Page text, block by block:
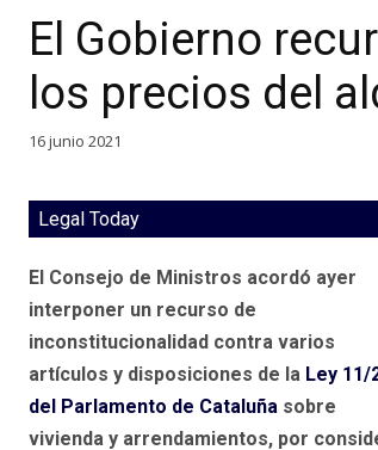
El Gobierno
los precios del
16 junio 2021
Legal Today
El Consejo de Ministros acordó ayer
interponer un recurso de
inconstitucionalidad contra varios
artículos y disposiciones de la Ley 11/
del Parlamento de Cataluña sobre
vivienda y arrendamientos, por